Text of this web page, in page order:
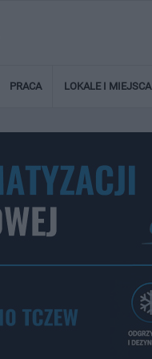
PRACA LOKALE I MIEJSCA